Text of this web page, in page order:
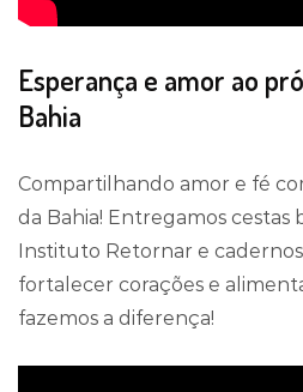
Esperança e amor ao
Bahia
Compartilhando amor e fé
da Bahia! Entregamos cestas
Instituto Retornar e
fortalecer corações e
fazemos a diferença!